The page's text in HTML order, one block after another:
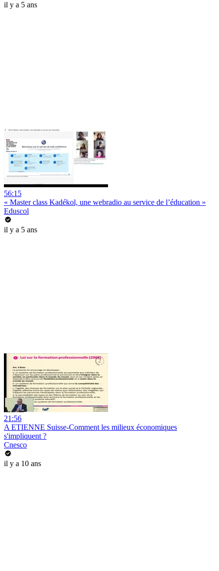
il y a 5 ans
56:15
« Master class Kadékol, une webradio au service de l’éducation »
Eduscol
il y a 5 ans
21:56
A ETIENNE Suisse-Comment les milieux économiques
s'impliquent ?
Cnesco
il y a 10 ans